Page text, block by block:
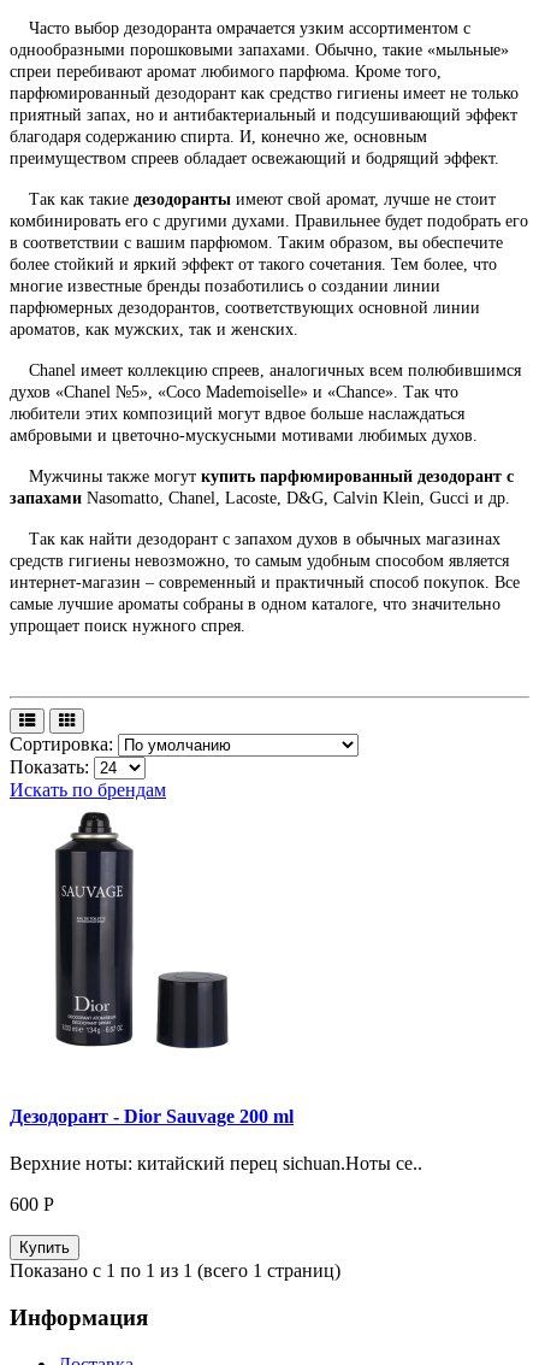
Часто выбор дезодоранта омрачается узким ассортиментом с
однообразными порошковыми запахами. Обычно, такие «мыльные»
спреи перебивают аромат любимого парфюма. Кроме того,
парфюмированный дезодорант как средство гигиены имеет не только
приятный запах, но и антибактериальный и подсушивающий эффект
благодаря содержанию спирта. И, конечно же, основным
преимуществом спреев обладает освежающий и бодрящий эффект.
Так как такие дезодоранты имеют свой аромат, лучше не стоит
комбинировать его с другими духами. Правильнее будет подобрать его
в соответствии с вашим парфюмом. Таким образом, вы обеспечите
более стойкий и яркий эффект от такого сочетания. Тем более, что
многие известные бренды позаботились о создании линии
парфюмерных дезодорантов, соответствующих основной линии
ароматов, как мужских, так и женских.
Chanel имеет коллекцию спреев, аналогичных всем полюбившимся
духов «Сhanel №5», «Coco Mademoiselle» и «Сhance». Так что
любители этих композиций могут вдвое больше наслаждаться
амбровыми и цветочно-мускусными мотивами любимых духов.
Мужчины также могут купить парфюмированный дезодорант с
запахами Nasomatto, Chanel, Lacoste, D&G, Calvin Klein, Gucci и др.
Так как найти дезодорант с запахом духов в обычных магазинах
средств гигиены невозможно, то самым удобным способом является
интернет-магазин – современный и практичный способ покупок. Все
самые лучшие ароматы собраны в одном каталоге, что значительно
упрощает поиск нужного спрея.
Сортировка:
Показать:
Искать по брендам
Дезодорант - Dior Sauvage 200 ml
Верхние ноты: китайский перец sichuan.Ноты се..
600 Р
Купить
Показано с 1 по 1 из 1 (всего 1 страниц)
Информация